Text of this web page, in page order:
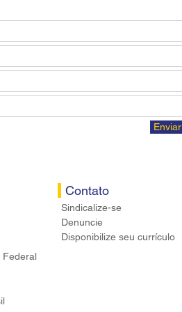
Enviar
Federal
Contato
Sindicalize-se
Denuncie
Disponibilize seu currículo